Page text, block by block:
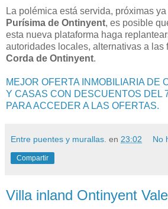
La polémica está servida, próximas
Purísima de Ontinyent, es posible
esta nueva plataforma haga
autoridades locales, alternativas a las
Corda de Ontinyent.
MEJOR OFERTA INMOBILIARIA DE
Y CASAS CON DESCUENTOS DEL
PARA ACCEDER A LAS OFERTAS.
Entre puentes y murallas. en 23:02 No
Compartir
Villa inland Ontinyent